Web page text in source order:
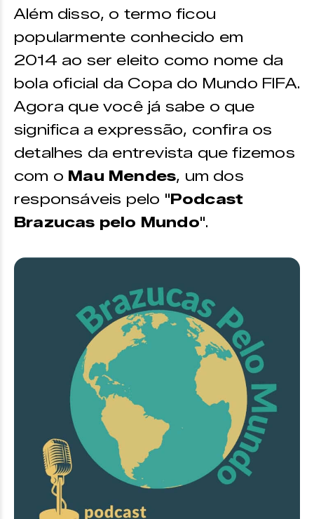
Além disso, o termo ficou
popularmente conhecido em
2014 ao ser eleito como nome da
bola oficial da Copa do Mundo FIFA.
Agora que você já sabe o que
significa a expressão, confira os
detalhes da entrevista que fizemos
com o Mau Mendes, um dos
responsáveis pelo "Podcast
Brazucas pelo Mundo".